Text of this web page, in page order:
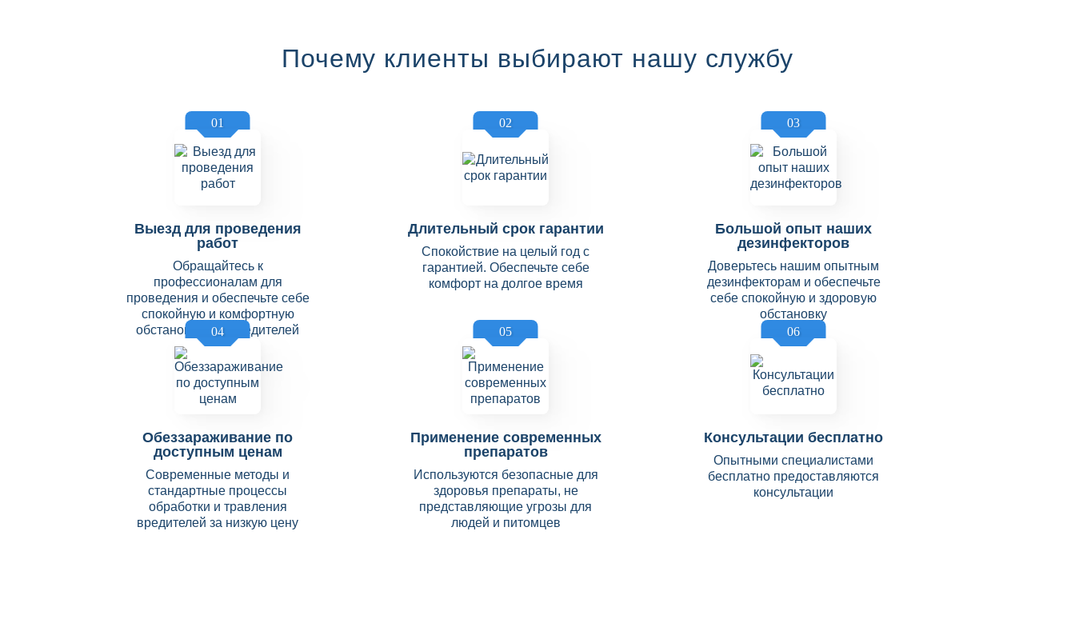
Почему клиенты выбирают нашу службу
01
Выезд для проведения
работ
Обращайтесь к
профессионалам для
проведения и обеспечьте себе
спокойную и комфортную
обстановку без вредителей
02
Длительный срок гарантии
Спокойствие на целый год с
гарантией. Обеспечьте себе
комфорт на долгое время
03
Большой опыт наших
дезинфекторов
Доверьтесь нашим опытным
дезинфекторам и обеспечьте
себе спокойную и здоровую
обстановку
04
Обеззараживание по
доступным ценам
Современные методы и
стандартные процессы
обработки и травления
вредителей за низкую цену
05
Применение современных
препаратов
Используются безопасные для
здоровья препараты, не
представляющие угрозы для
людей и питомцев
06
Консультации бесплатно
Опытными специалистами
бесплатно предоставляются
консультации